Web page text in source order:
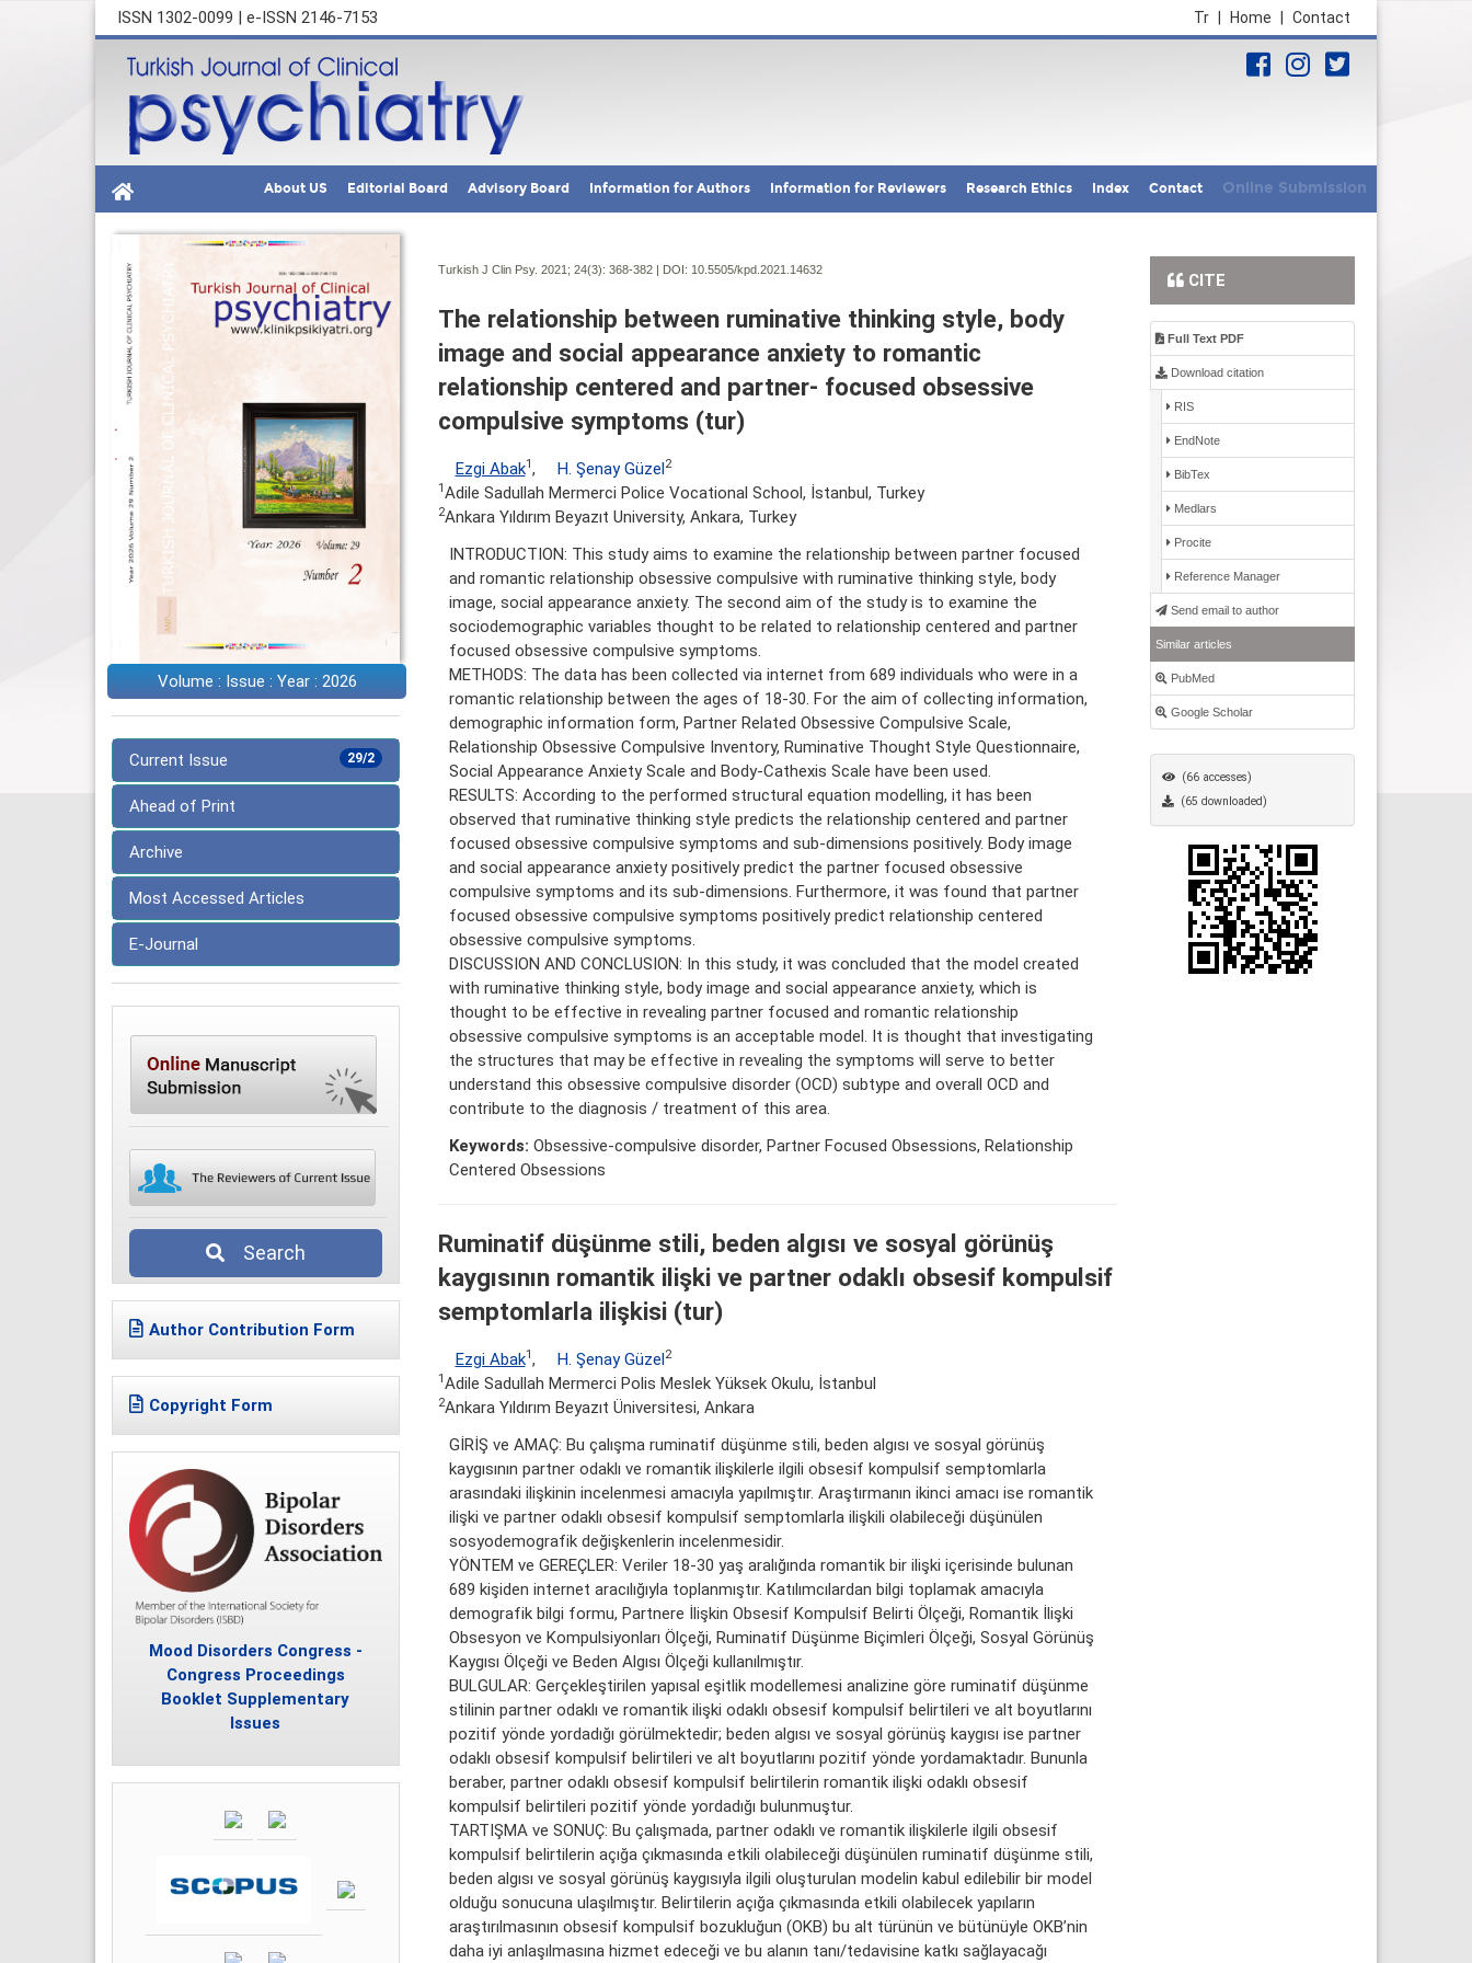
ISSN 1302-0099 | e-ISSN 2146-7153 Contact
Home
Tr
About US Editorial Board Advisory Board Information for Authors Information for Reviewers Research Ethics Index Contact Online Submission
Volume : Issue : Year : 2026
29/2
Current Issue
Ahead of Print
Archive
Most Accessed Articles
E-Journal
Search
Author Contribution Form
Copyright Form
Mood Disorders Congress -
Congress Proceedings
Booklet Supplementary
Issues
Turkish J Clin Psy. 2021; 24(3): 368-382 | DOI: 10.5505/kpd.2021.14632
The relationship between ruminative thinking style, body
image and social appearance anxiety to romantic
relationship centered and partner- focused obsessive
compulsive symptoms (tur)
Ezgi Abak1 , H. Şenay Güzel2
1 Adile Sadullah Mermerci Police Vocational School, İstanbul, Turkey
2Ankara Yıldırım Beyazıt University, Ankara, Turkey
INTRODUCTION: This study aims to examine the relationship between partner focused
and romantic relationship obsessive compulsive with ruminative thinking style, body
image, social appearance anxiety. The second aim of the study is to examine the
sociodemographic variables thought to be related to relationship centered and partner
focused obsessive compulsive symptoms.
METHODS: The data has been collected via internet from 689 individuals who were in a
romantic relationship between the ages of 18-30. For the aim of collecting information,
demographic information form, Partner Related Obsessive Compulsive Scale,
Relationship Obsessive Compulsive Inventory, Ruminative Thought Style Questionnaire,
Social Appearance Anxiety Scale and Body-Cathexis Scale have been used.
RESULTS: According to the performed structural equation modelling, it has been
observed that ruminative thinking style predicts the relationship centered and partner
focused obsessive compulsive symptoms and sub-dimensions positively. Body image
and social appearance anxiety positively predict the partner focused obsessive
compulsive symptoms and its sub-dimensions. Furthermore, it was found that partner
focused obsessive compulsive symptoms positively predict relationship centered
obsessive compulsive symptoms.
DISCUSSION AND CONCLUSION: In this study, it was concluded that the model created
with ruminative thinking style, body image and social appearance anxiety, which is
thought to be effective in revealing partner focused and romantic relationship
obsessive compulsive symptoms is an acceptable model. It is thought that investigating
the structures that may be effective in revealing the symptoms will serve to better
understand this obsessive compulsive disorder (OCD) subtype and overall OCD and
contribute to the diagnosis / treatment of this area.
Keywords: Obsessive-compulsive disorder, Partner Focused Obsessions, Relationship
Centered Obsessions
Ruminatif düşünme stili, beden algısı ve sosyal görünüş
kaygısının romantik ilişki ve partner odaklı obsesif kompulsif
semptomlarla ilişkisi (tur)
Ezgi Abak1, H. Şenay Güzel2
1Adile Sadullah Mermerci Polis Meslek Yüksek Okulu, İstanbul
2Ankara Yıldırım Beyazıt Üniversitesi, Ankara
GİRİŞ ve AMAÇ: Bu çalışma ruminatif düşünme stili, beden algısı ve sosyal görünüş
kaygısının partner odaklı ve romantik ilişkilerle ilgili obsesif kompulsif semptomlarla
arasındaki ilişkinin incelenmesi amacıyla yapılmıştır. Araştırmanın ikinci amacı ise romantik
ilişki ve partner odaklı obsesif kompulsif semptomlarla ilişkili olabileceği düşünülen
sosyodemografik değişkenlerin incelenmesidir.
YÖNTEM ve GEREÇLER: Veriler 18-30 yaş aralığında romantik bir ilişki içerisinde bulunan
689 kişiden internet aracılığıyla toplanmıştır. Katılımcılardan bilgi toplamak amacıyla
demografik bilgi formu, Partnere İlişkin Obsesif Kompulsif Belirti Ölçeği, Romantik İlişki
Obsesyon ve Kompulsiyonları Ölçeği, Ruminatif Düşünme Biçimleri Ölçeği, Sosyal Görünüş
Kaygısı Ölçeği ve Beden Algısı Ölçeği kullanılmıştır.
BULGULAR: Gerçekleştirilen yapısal eşitlik modellemesi analizine göre ruminatif düşünme
stilinin partner odaklı ve romantik ilişki odaklı obsesif kompulsif belirtileri ve alt boyutlarını
pozitif yönde yordadığı görülmektedir; beden algısı ve sosyal görünüş kaygısı ise partner
odaklı obsesif kompulsif belirtileri ve alt boyutlarını pozitif yönde yordamaktadır. Bununla
beraber, partner odaklı obsesif kompulsif belirtilerin romantik ilişki odaklı obsesif
kompulsif belirtileri pozitif yönde yordadığı bulunmuştur.
TARTIŞMA ve SONUÇ: Bu çalışmada, partner odaklı ve romantik ilişkilerle ilgili obsesif
kompulsif belirtilerin açığa çıkmasında etkili olabileceği düşünülen ruminatif düşünme stili,
beden algısı ve sosyal görünüş kaygısıyla ilgili oluşturulan modelin kabul edilebilir bir model
olduğu sonucuna ulaşılmıştır. Belirtilerin açığa çıkmasında etkili olabilecek yapıların
araştırılmasının obsesif kompulsif bozukluğun (OKB) bu alt türünün ve bütünüyle OKB’nin
daha iyi anlaşılmasına hizmet edeceği ve bu alanın tanı/tedavisine katkı sağlayacağı
CITE
Full Text PDF
Download citation
RIS
EndNote
BibTex
Medlars
Procite
Reference Manager
Send email to author
Similar articles
PubMed
Google Scholar
(66 accesses)
(65 downloaded)